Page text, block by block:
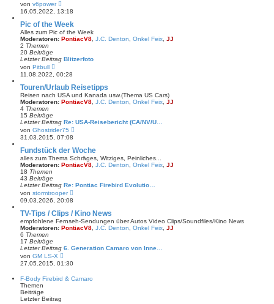
von v6power
e
u
e
s
t
e
B
e
t
a
g
16.05.2022, 13:18
Pic of the Week
Alles zum Pic of the Week
Moderatoren: PontiacV8 J.C. Denton Onkel Feix JJ
2 Themen
20 Beiträge
Letzter Beitrag Blitzerfoto
von Pitbull
e
u
e
s
t
e
e
i
a
g
11.08.2022, 00:28
Touren/Urlaub Reisetipps
Reisen nach USA und Kanada usw.(Thema US Cars)
Moderatoren: PontiacV8 J.C. Denton Onkel Feix JJ
4 Themen
15 Beiträge
Letzter Beitrag Re: USA-Reisebericht (CA/NV/U…
von Ghostrider75
e
s
t
e
B
e
a
g
31.03.2015, 07:08
Fundstück der Woche
alles zum Thema Schräges, Witziges, Peinliches...
Moderatoren: PontiacV8 J.C. Denton Onkel Feix JJ
18 Themen
43 Beiträge
Letzter Beitrag Re: Pontiac Firebird Evolutio…
von stormtrooper
e
s
t
e
B
e
t
a
09.03.2026, 20:08
TV-Tips / Clips / Kino News
empfohlene Fernseh-Sendungen über Autos Video Clips/Soundfiles/Kino News
Moderatoren: PontiacV8 J.C. Denton Onkel Feix JJ
6 Themen
17 Beiträge
Letzter Beitrag 6. Generation Camaro von Inne…
von GM LS-X
e
u
s
27.05.2015, 01:30
F-Body Firebird & Camaro
Themen
Beiträge
Letzter Beitrag